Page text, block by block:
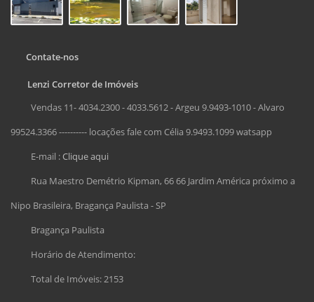
Contate-nos
Lenzi Corretor de Imóveis
Vendas 11- 4034.2300 - 4033.5612 - Argeu 9.9493-1010 - Alvaro
99524.3366 ---------- locações fale com Célia 9.9493.1099 watsapp
E-mail :Clique aqui
Rua Maestro Demétrio Kipman, 66 66 Jardim América próximo a
Nipo Brasileira, Bragança Paulista - SP
Bragança Paulista
Horário de Atendimento:
Total de Imóveis: 2153